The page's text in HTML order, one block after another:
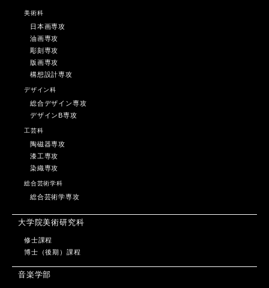
美術科
日本画専攻
油画専攻
彫刻専攻
版画専攻
構想設計専攻
デザイン科
総合デザイン専攻
デザインB専攻
工芸科
陶磁器専攻
漆工専攻
染織専攻
総合芸術学科
総合芸術学専攻
大学院美術研究科
修士課程
博士（後期）課程
音楽学部